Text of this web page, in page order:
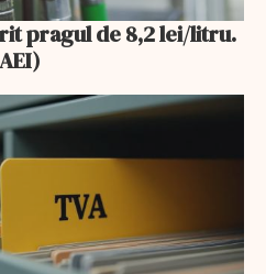
pragul de 8,2 lei/litru.